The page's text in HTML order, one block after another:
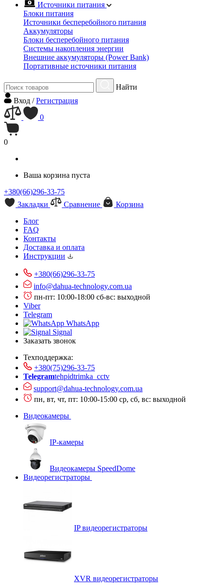
Источники питания
Блоки питания
Источники бесперебойного питания
Аккумуляторы
Блоки бесперебойного питания
Системы накопления энергии
Внешние аккумуляторы (Power Bank)
Портативные источники питания
Найти
Вход /Регистрация
0
0
Ваша корзина пуста
+380(66)296-33-75
Закладки
Сравнение
Корзина
Блог
FAQ
Контакты
Доставка и оплата
Инструкции
+380(66)296-33-75
info@dahua-technology.com.ua
пн-пт: 10:00-18:00 сб-вс: выходной
Viber
Telegram
WhatsApp
Signal
Заказать звонок
Техподдержка:
+380(75)296-33-75
Telegramtehpidtrimka_cctv
support@dahua-technology.com.ua
пн, вт, чт, пт: 10:00-15:00 ср, сб, вс: выходной
Видеокамеры
IP-камеры
Видеокамеры SpeedDome
Видеорегистраторы
IP видеорегистраторы
XVR видеорегистраторы